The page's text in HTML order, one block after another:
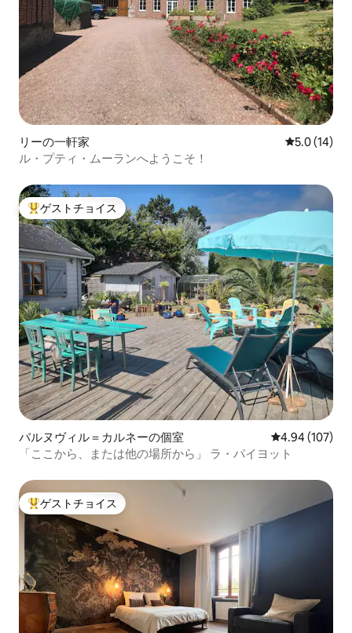
リーの一軒家 レビュー14
5.0 (14)
ル・プティ・ムーランへようこそ！
大好評のゲストチョイスです。
ゲストチョイス
バルヌヴィル＝カルネーの個室 レビュー107
4.94 (107)
「ここから、または他の場所から」 ラ・パイヨット
大好評のゲストチョイスです。
ゲストチョイス